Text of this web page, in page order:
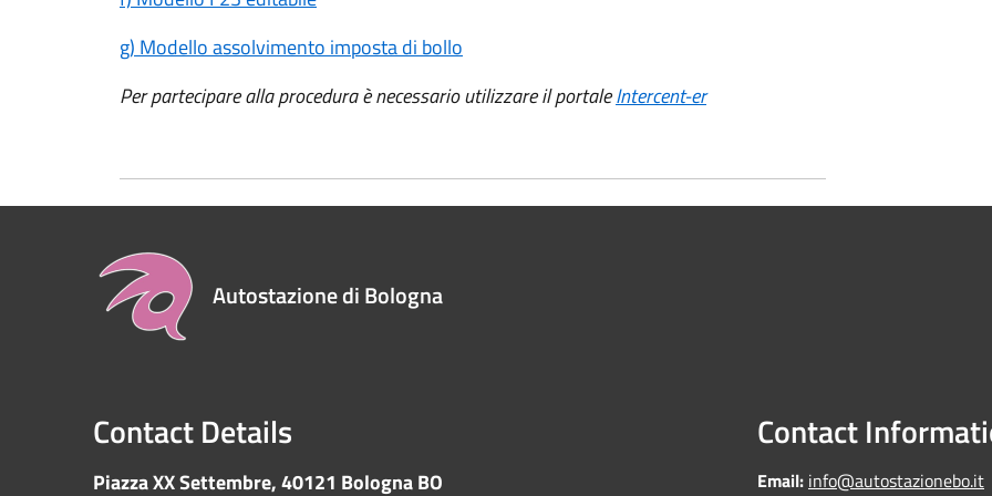
g) Modello assolvimento imposta di bollo
Per partecipare alla procedura è necessario utilizzare il portaleIntercent-er
Autostazione di Bologna
Contact Details
Piazza XX Settembre, 40121 Bologna BO
Contact
Email: info@autostazionebo.it